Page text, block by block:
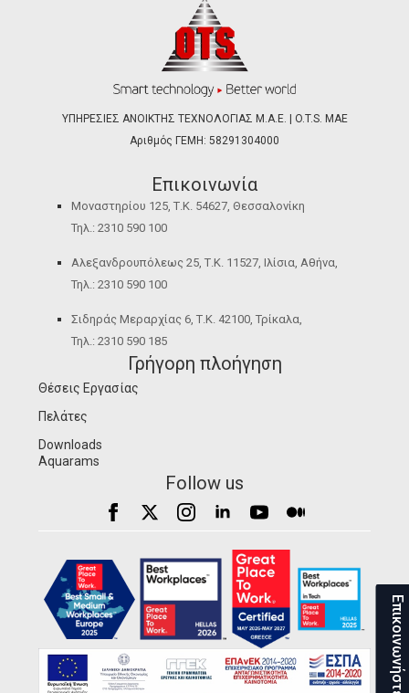
ΥΠΗΡΕΣΙΕΣ ΑΝΟΙΚΤΗΣ ΤΕΧΝΟΛΟΓΙΑΣ Μ.Α.Ε. | O.T.S. ΜΑΕ
Αριθμός ΓΕΜΗ: 58291304000
Επικοινωνία
Μοναστηρίου 125, Τ.Κ. 54627, Θεσσαλονίκη
Τηλ.: 2310 590 100
Αλεξανδρουπόλεως 25, Τ.Κ. 11527, Ιλίσια, Αθήνα,
Τηλ.: 2310 590 100
Σιδηράς Μεραρχίας 6, Τ.Κ. 42100, Τρίκαλα,
Τηλ.: 2310 590 185
Γρήγορη πλοήγηση
Θέσεις Εργασίας
Πελάτες
Downloads
Aquarams
Follow us